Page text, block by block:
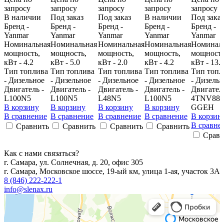
запросу
В наличии
Бренд -
Yanmar
Номинальная
мощность,
кВт - 4.2
Тип топлива
- Дизельное
Двигатель -
L100N5
В корзину
В сравнение
Сравнить
запросу
Под заказ
Бренд -
Yanmar
Номинальная
мощность,
кВт - 5.0
Тип топлива
- Дизельное
Двигатель -
L100N5
В корзину
В сравнение
Сравнить
запросу
Под заказ
Бренд -
Yanmar
Номинальная
мощность,
кВт - 2.0
Тип топлива
- Дизельное
Двигатель -
L48N5
В корзину
В сравнение
Сравнить
запросу
В наличии
Бренд -
Yanmar
Номинальная
мощность,
кВт - 4.2
Тип топлива
- Дизельное
Двигатель -
L100N5
В корзину
В сравнение
Сравнить
запросу
Под заказ
Бренд -
Yanmar
кВт - 13.7
Тип
-
4TNV88-
GGEH
В
В
Как с нами связаться?
г. Самара, ул. Солнечная, д. 20, офис 305
г. Самара, Московское шоссе, 19-ый км, улица 1-ая, участок 3А
8 (846) 222-222-1
info@slenax.ru